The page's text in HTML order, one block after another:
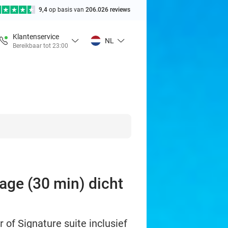
9,4 op basis van 206.026 reviews
Klantenservice
Bereikbaar tot 23:00
NL
(30 min) dicht
of Signature suite inclusief